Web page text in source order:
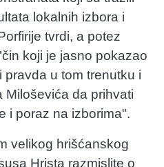
lokalnih izbora i
tvrdi, a potez
koji je jasno pokazao
pravda u tom trenutku i
Miloševića da prihvati
i poraz na izborima".
velikog hrišćanskog
Hrista razmislite o